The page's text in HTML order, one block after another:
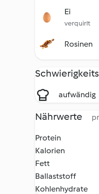
Ei
verquirlt
Rosinen
aufwändig
Nährwerte
Protein
Kalorien
Fett
Ballaststoff
Kohlenhydrate